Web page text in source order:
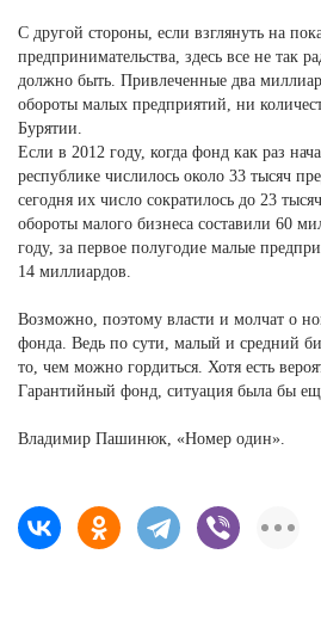
С другой стороны, если взглянуть на
предпринимательства, здесь все не так
должно быть. Привлеченные два
обороты малых предприятий, ни
Бурятии.
Если в 2012 году, когда фонд как раз
республике числилось около 33 тысяч
сегодня их число сократилось до 23
обороты малого бизнеса составили 60
году, за первое полугодие малые
14 миллиардов.
Возможно, поэтому власти и молчат о
фонда. Ведь по сути, малый и средний
то, чем можно гордиться. Хотя есть
Гарантийный фонд, ситуация была бы
Владимир Пашинюк, «Номер один».